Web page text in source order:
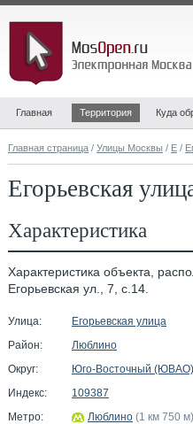
Главная Территория Куда
Главная страница / Улицы Москвы / Е /
Егорьевская
Характеристика
Характеристика объекта,
Егорьевская ул., 7, с.14.
Улица:
Егорьевская улица
Район:
Люблино
Округ:
Юго-Восточный (ЮВАО)
Индекс:
109387
Метро:
Люблино (1 км 750 м)